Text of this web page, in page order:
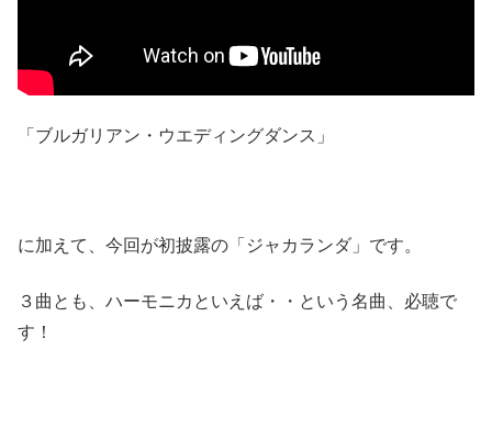
「ブルガリアン・ウエディングダンス」
に加えて、今回が初披露の「ジャカランダ」です。
３曲とも、ハーモニカといえば・・という名曲、必聴で
す！